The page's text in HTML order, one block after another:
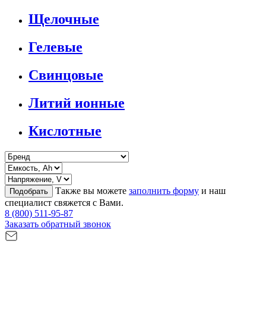
Щелочные
Гелевые
Свинцовые
Литий ионные
Кислотные
Подобрать Также вы можете заполнить форму и наш
специалист свяжется с Вами.
8 (800) 511-95-87
Заказать обратный звонок